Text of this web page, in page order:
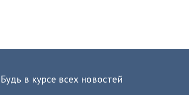
Будь в курсе всех новостей